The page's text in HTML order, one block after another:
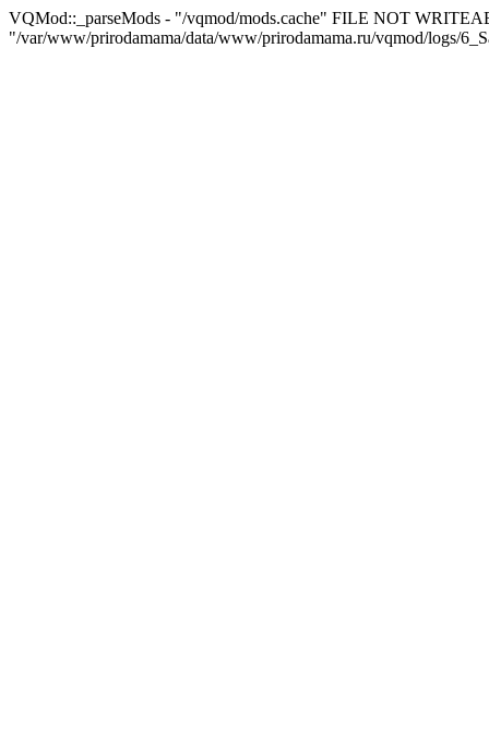
VQMod::_parseMods - "/vqmod/mods.cache" FILE NOT
"/var/www/prirodamama/data/www/prirodamama.ru/vqmod/logs/